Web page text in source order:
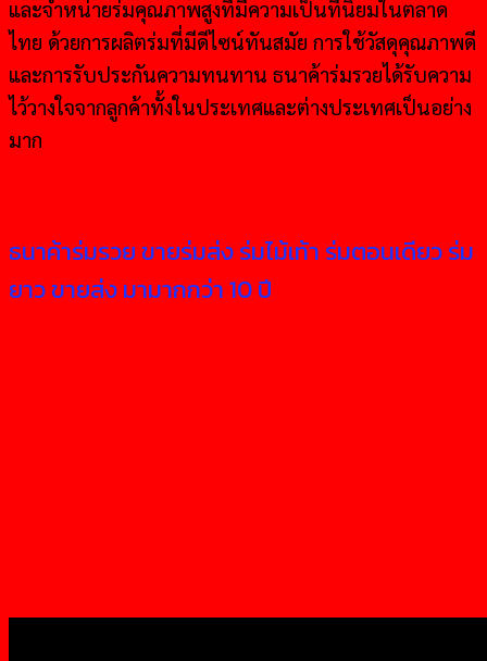
และจำหน่ายร่มคุณภาพสูงที่มีความเป็นที่นิยมในตลาด
ไทย ด้วยการผลิตร่มที่มีดีไซน์ทันสมัย การใช้วัสดุคุณภาพดี
และการรับประกันความทนทาน ธนาค้าร่มรวยได้รับความ
ไว้วางใจจากลูกค้าทั้งในประเทศและต่างประเทศเป็นอย่าง
มาก
ธนาค้าร่มรวย ขายร่มส่ง ร่มไม้เท้า ร่มตอนเดียว ร่ม
ยาว ขายส่ง มามากกว่า 10 ปี